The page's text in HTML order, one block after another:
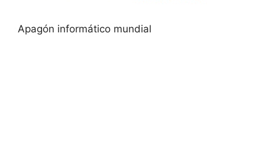
Apagón informático mundial